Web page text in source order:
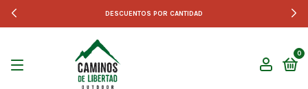
DESCUENTOS POR CANTIDAD
0